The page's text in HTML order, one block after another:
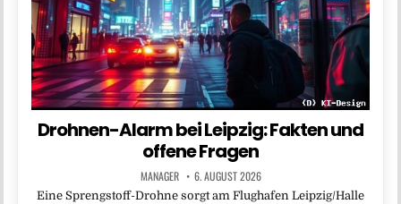
Drohnen-Alarm bei Leipzig: Fakten und
offene Fragen
MANAGER 6. AUGUST 2026
Eine Sprengstoff-Drohne sorgt am Flughafen Leipzig/Halle